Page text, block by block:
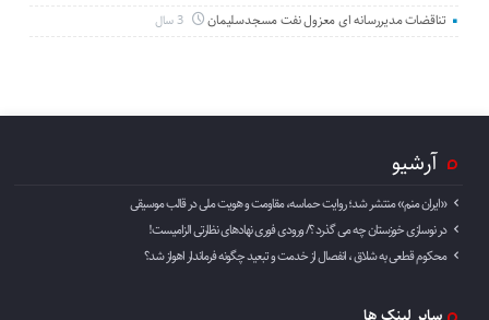
تناقضات مدیررسانه ای معزول نفت مسجدسلیمان 3 سال
آرشیو
«ایران منم» منتشر شد؛ روایت حماسه، مقاومت و هویت ملی در قالب موسیقی
در نوسازی خوزستان چه می گذرد ؟/ ورودی فوری نهادهای نظارتی الزامیست!
محکوم قطعی به شلاق ، انفصال از خدمت و تبعید چگونه فرماندار اهواز شد؟
سایر لینک ها